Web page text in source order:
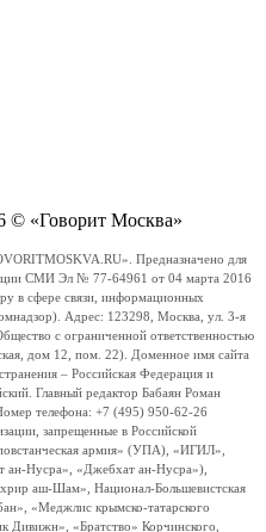
© «Говорит Москва»
Предназначено для
СМИ Эл № 77-64961 от 04 марта 2016
в сфере связи, информационных
Адрес: 123298, Москва, ул. 3-я
с ограниченной ответственностью
дом 12, пом. 22). Доменное имя сайта
– Российская Федерация и
Главный редактор Бабаян Роман
телефона: +7 (495) 950-62-26
запрещенные в Российской
армия» (УПА), «ИГИЛ»,
Нусра», «Джебхат ан-Нусра»),
аш-Шам», Национал-Большевистская
«Меджлис крымско-татарского
Дивижн», «Братство» Корчинского,